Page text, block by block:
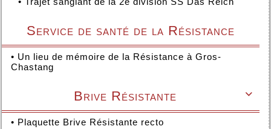
Service de santé de la Résistance
• Un lieu de mémoire de la Résistance à Gros-
Chastang

Brive Résistante
• Plaquette Brive Résistante recto